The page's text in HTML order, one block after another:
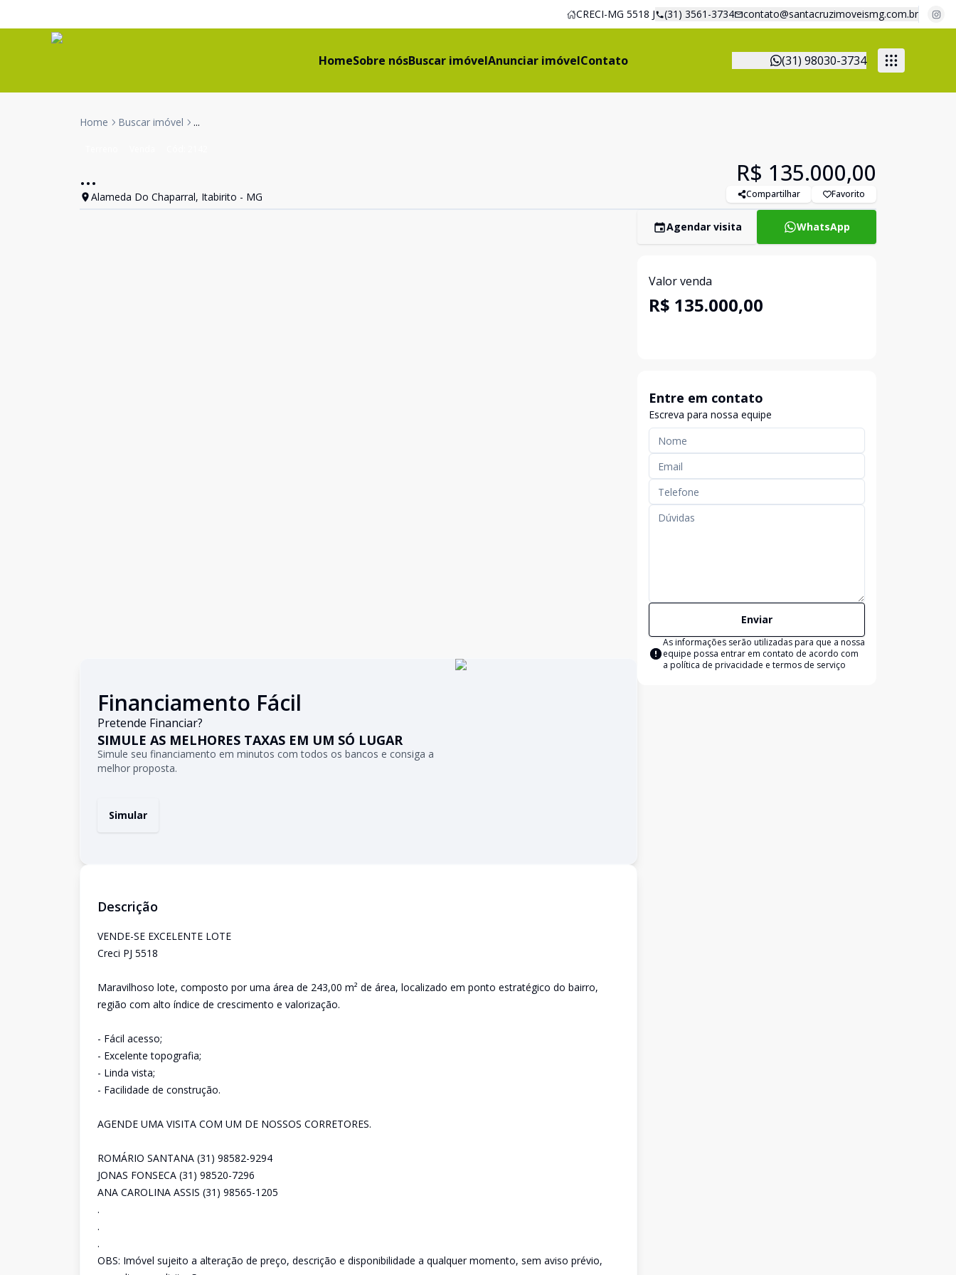
CRECI-MG 5518 J (31) 3561-3734 contato@santacruzimoveismg.com.br
HomeSobre nósBuscar imóvelAnunciar imóvelContato (31) 98030-3734
Home Buscar imóvel ...
...
Alameda Do Chaparral, Itabirito - MG
R$ 135.000,00
Compartilhar Favorito
Financiamento Fácil
Pretende Financiar?
SIMULE AS MELHORES TAXAS EM UM SÓ LUGAR
Simule seu financiamento em minutos com todos os bancos e consiga a
melhor proposta.
Simular
Descrição
VENDE-SE EXCELENTE LOTE
Creci PJ 5518
Maravilhoso lote, composto por uma área de 243,00 m² de área, localizado em ponto estratégico do bairro,
região com alto índice de crescimento e valorização.
- Fácil acesso;
- Excelente topografia;
- Linda vista;
- Facilidade de construção.
AGENDE UMA VISITA COM UM DE NOSSOS CORRETORES.
ROMÁRIO SANTANA (31) 98582-9294
JONAS FONSECA (31) 98520-7296
ANA CAROLINA ASSIS (31) 98565-1205
.
.
.
OBS: Imóvel sujeito a alteração de preço, descrição e disponibilidade a qualquer momento, sem aviso prévio,
Agendar visita WhatsApp
Valor venda
R$ 135.000,00
Entre em contato
Escreva para nossa equipe
Enviar
As informações serão utilizadas para que a nossa
equipe possa entrar em contato de acordo com
a política de privacidade e termos de serviço